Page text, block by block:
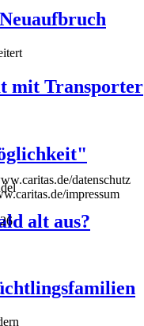
mit Transporter
alt aus?
datenschutz
impressum